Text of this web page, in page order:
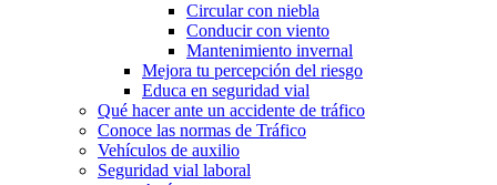
Circular con niebla
Conducir con viento
Mantenimiento invernal
Mejora tu percepción del riesgo
Educa en seguridad vial
Qué hacer ante un accidente de tráfico
Conoce las normas de Tráfico
Vehículos de auxilio
Seguridad vial laboral